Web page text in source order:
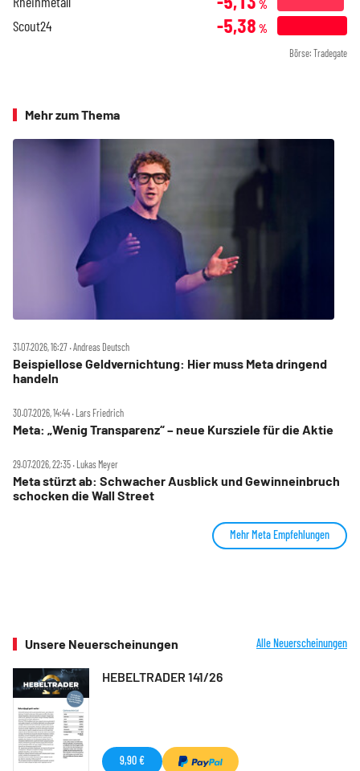
%
Scout24 -5,38 %
Börse: Tradegate
Mehr zum Thema
31.07.2026, 16:27 ‧ Andreas Deutsch
Beispiellose Geldvernichtung: Hier muss Meta dringend
handeln
30.07.2026, 14:44 ‧ Lars Friedrich
Meta: „Wenig Transparenz“ – neue Kursziele für die Aktie
29.07.2026, 22:35 ‧ Lukas Meyer
Meta stürzt ab: Schwacher Ausblick und Gewinneinbruch
schocken die Wall Street
Mehr Meta Empfehlungen
Unsere Neuerscheinungen Alle Neuerscheinungen
HEBELTRADER 141/26
9,90 €